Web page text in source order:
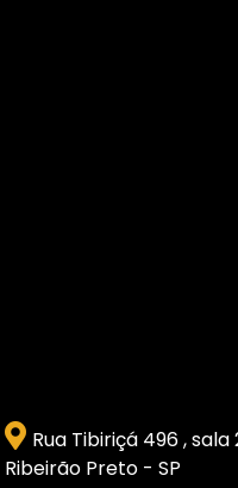
Rua Tibiriçá 496 , sala
Ribeirão Preto - SP